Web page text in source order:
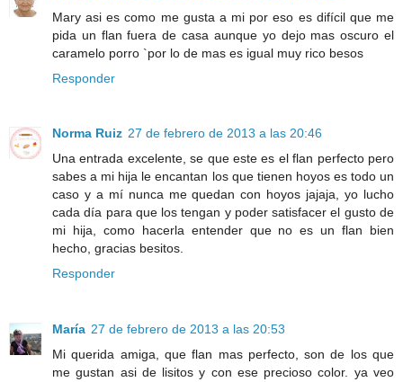
Mary asi es como me gusta a mi por eso es difícil que me
pida un flan fuera de casa aunque yo dejo mas oscuro el
caramelo porro `por lo de mas es igual muy rico besos
Responder
Norma Ruiz 27 de febrero de 2013 a las 20:46
Una entrada excelente, se que este es el flan perfecto pero
sabes a mi hija le encantan los que tienen hoyos es todo un
caso y a mí nunca me quedan con hoyos jajaja, yo lucho
cada día para que los tengan y poder satisfacer el gusto de
mi hija, como hacerla entender que no es un flan bien
hecho, gracias besitos.
Responder
María 27 de febrero de 2013 a las 20:53
Mi querida amiga, que flan mas perfecto, son de los que
me gustan asi de lisitos y con ese precioso color. ya veo